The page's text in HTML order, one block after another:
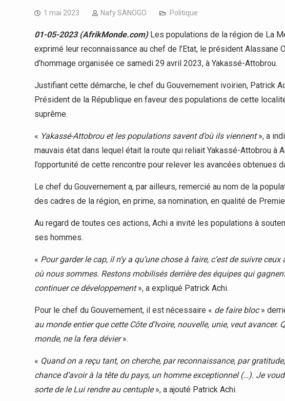
1 mai 2023 Nafy SANOGO Politique
01-05-2023 (AfrikMonde.com)Les populations de la région de La
exprimé leur reconnaissance au chef de l’Etat, le président Alassane
d’hommage organisée ce samedi 29 avril 2023, à Yakassé-Attobrou.
Justifiant cette démarche, le chef du Gouvernement ivoirien, Patrick
Président de la République en faveur des populations de cette
suprême.
« Yakassé-Attobrou et les populations savent d’où ils viennent», a
mauvais état dans lequel était la route qui reliait Yakassé-Attobrou à
l’opportunité de cette rencontre pour relever les avancées obtenues
Le chef du Gouvernement a, par ailleurs, remercié au nom de la
des cadres de la région, en prime, sa nomination, en qualité de
Au regard de toutes ces actions, Achi a invité les populations à
ses hommes.
« Pour garder le cap, il n’y a qu’une chose à faire, c’est de suivre
où nous sommes. Restons mobilisés derrière des équipes qui
continuer ce développement», a expliqué Patrick Achi.
Pour le chef du Gouvernement, il est nécessaire « de faire bloc»
au monde entier que cette Côte d’Ivoire, nouvelle, unie, veut avancer.
monde, ne la fera dévier».
« Quand on a reçu tant, on cherche, par reconnaissance, par
chance d’avoir à la tête du pays, un homme exceptionnel (…). Je
sorte de le Lui rendre au centuple», a ajouté Patrick Achi.